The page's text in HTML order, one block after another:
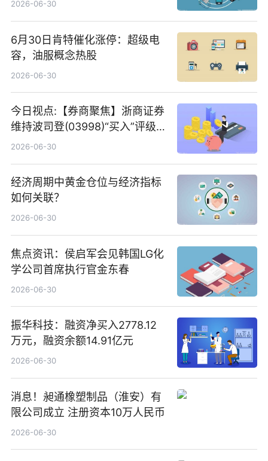
2026-06-30
6月30日肯特催化涨停：超级电
容，油服概念热股
2026-06-30
今日视点:【券商聚焦】浙商证券
维持波司登(03998)“买入”评级
指其业绩高质量稳增长
2026-06-30
经济周期中黄金仓位与经济指标
如何关联？
2026-06-30
焦点资讯：侯启军会见韩国LG化
学公司首席执行官金东春
2026-06-30
振华科技：融资净买入2778.12
万元，融资余额14.91亿元
2026-06-30
消息！昶通橡塑制品（淮安）有
限公司成立 注册资本10万人民币
2026-06-30